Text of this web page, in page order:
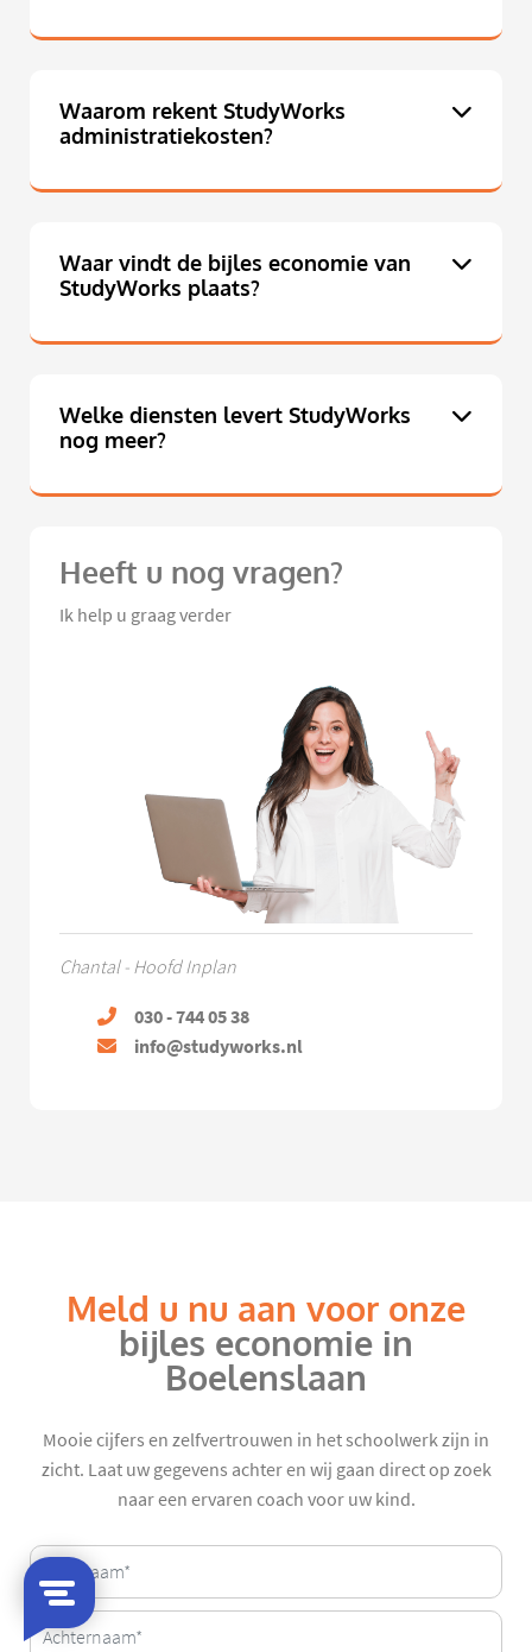
Waarom rekent StudyWorks
administratiekosten?
Waar vindt de bijles economie van
StudyWorks plaats?
Welke diensten levert StudyWorks
nog meer?
Heeft u nog vragen?
Ik help u graag verder
Chantal - Hoofd Inplan
030 - 744 05 38
info@studyworks.nl
Meld u nu aan voor onze
bijles economie in
Boelenslaan
Mooie cijfers en zelfvertrouwen in het schoolwerk zijn in
zicht. Laat uw gegevens achter en wij gaan direct op zoek
naar een ervaren coach voor uw kind.